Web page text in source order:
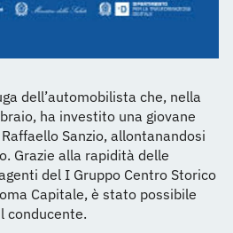
dell’automobilista che, nella
ha investito una giovane
Sanzio, allontanandosi
Grazie alla rapidità delle
del I Gruppo Centro Storico
Capitale, è stato possibile
conducente.